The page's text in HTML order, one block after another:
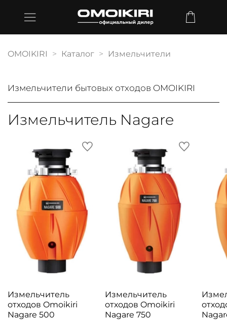
OMOIKIRI Каталог Измельчители
Измельчители бытовых отходов OMOIKIRI
Измельчитель Nagare
Измельчитель
отходов Omoikiri
Nagare 500
Измельчитель
отходов Omoikiri
Nagare 750